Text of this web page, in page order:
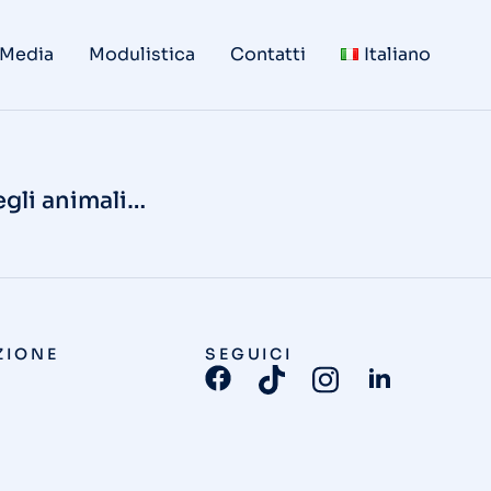
Modulistica Contatti Italiano
animali…
SEGUICI